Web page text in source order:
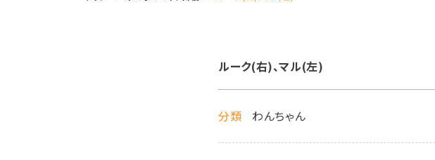
ルーク(右)、マル(左)
分類 わんちゃん